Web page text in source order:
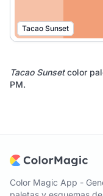
Tacao Sunset
Tacao Sunsetcolor
PM.
Color Magic App -